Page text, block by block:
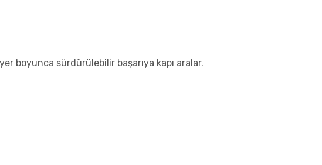
boyunca sürdürülebilir başarıya kapı aralar.